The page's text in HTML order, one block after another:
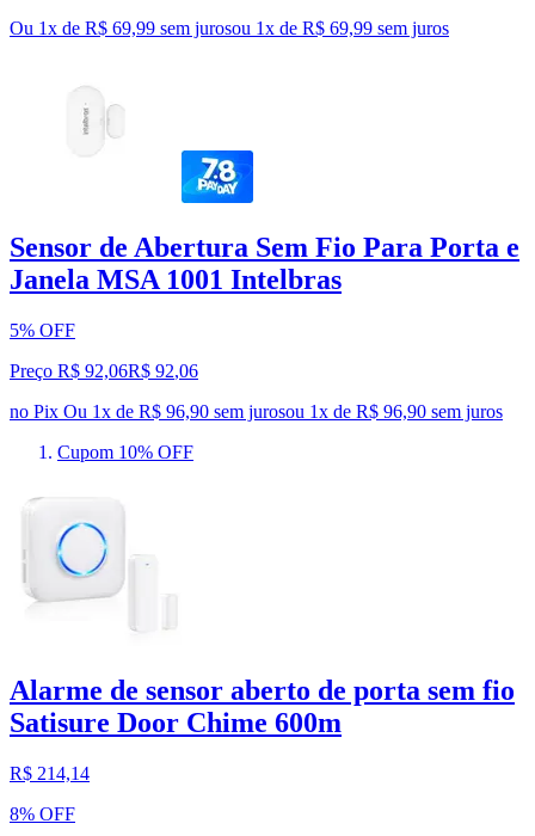
Ou 1x de R$ 69,99 sem jurosou 1x de R$ 69,99 sem juros
Sensor de Abertura Sem Fio Para Porta e
Janela MSA 1001 Intelbras
5% OFF
Preço R$ 92,06R$ 92,06
no Pix Ou 1x de R$ 96,90 sem jurosou 1x de R$ 96,90 sem juros
Cupom 10% OFF
Alarme de sensor aberto de porta sem fio
Satisure Door Chime 600m
R$ 214,14
8% OFF